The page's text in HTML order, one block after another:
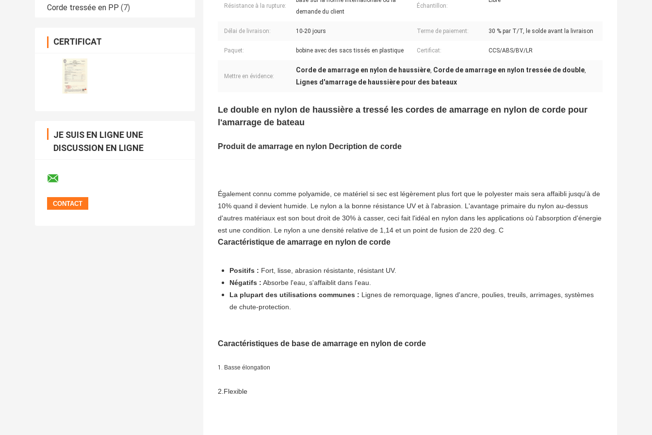
Corde tressée en PP (7)
CERTIFICAT
JE SUIS EN LIGNE UNE
DISCUSSION EN LIGNE
Résistance à la rupture:
demande du client
Échantillon:
Délai de livraison: 10-20 jours Terme de paiement: 30 % par T/T, le solde avant la livraison
Paquet: bobine avec des sacs tissés en plastique Certificat: CCS/ABS/BV/LR
Mettre en évidence:
Corde de amarrage en nylon de haussière, Corde de amarrage en nylon tressée de double,
Lignes d'amarrage de haussière pour des bateaux
Le double en nylon de haussière a tressé les cordes de amarrage en nylon de corde pour
l'amarrage de bateau
Produit de amarrage en nylon Decription de corde
Également connu comme polyamide, ce matériel si sec est légèrement plus fort que le polyester mais sera affaibli jusqu'à de
10% quand il devient humide. Le nylon a la bonne résistance UV et à l'abrasion. L'avantage primaire du nylon au-dessus
d'autres matériaux est son bout droit de 30% à casser, ceci fait l'idéal en nylon dans les applications où l'absorption d'énergie
est une condition. Le nylon a une densité relative de 1,14 et un point de fusion de 220 deg. C
Caractéristique de amarrage en nylon de corde
Positifs : Fort, lisse, abrasion résistante, résistant UV.
Négatifs : Absorbe l'eau, s'affaiblit dans l'eau.
La plupart des utilisations communes : Lignes de remorquage, lignes d'ancre, poulies, treuils, arrimages, systèmes
de chute-protection.
Caractéristiques de base de amarrage en nylon de corde
1. Basse élongation
2.Flexible